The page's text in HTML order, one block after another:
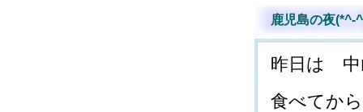
鹿児島の夜(*^-
昨日は 中
食べてか